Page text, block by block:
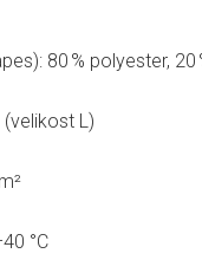
80 % polyester, 20
L)
°C